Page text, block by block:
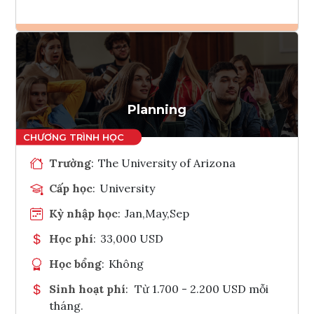
Ghi danh
Tham vấn Interlink
Planning
Trường: The University of Arizona
Cấp học: University
Kỳ nhập học: Jan,May,Sep
Học phí: 33,000 USD
Học bổng: Không
Sinh hoạt phí: Từ 1.700 - 2.200 USD mỗi
tháng.